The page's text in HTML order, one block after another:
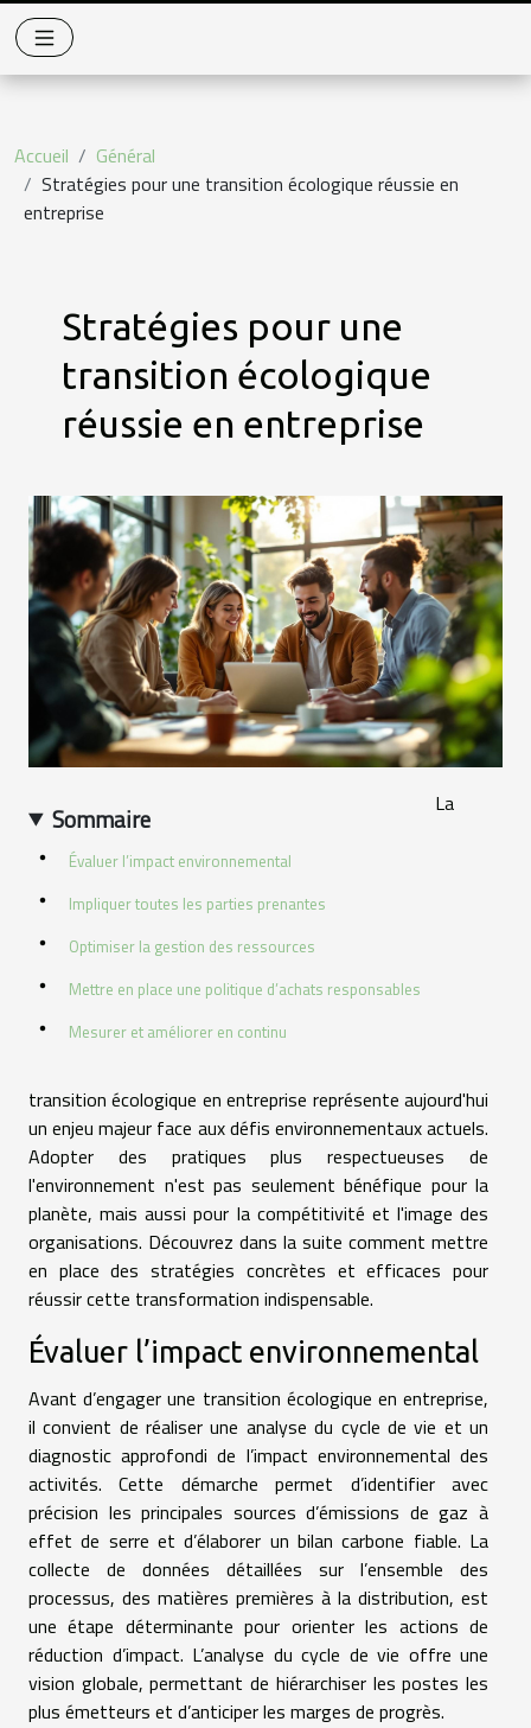
Accueil
Général
Stratégies pour une transition écologique réussie en
entreprise
Stratégies pour une
transition écologique
réussie en entreprise
Sommaire
Évaluer l’impact environnemental
Impliquer toutes les parties prenantes
Optimiser la gestion des ressources
Mettre en place une politique d’achats responsables
Mesurer et améliorer en continu
La
transition écologique en entreprise représente aujourd'hui
un enjeu majeur face aux défis environnementaux actuels.
Adopter des pratiques plus respectueuses de
l'environnement n'est pas seulement bénéfique pour la
planète, mais aussi pour la compétitivité et l'image des
organisations. Découvrez dans la suite comment mettre
en place des stratégies concrètes et efficaces pour
réussir cette transformation indispensable.
Évaluer l’impact environnemental
Avant d’engager une transition écologique en entreprise,
il convient de réaliser une analyse du cycle de vie et un
diagnostic approfondi de l’impact environnemental des
activités. Cette démarche permet d’identifier avec
précision les principales sources d’émissions de gaz à
effet de serre et d’élaborer un bilan carbone fiable. La
collecte de données détaillées sur l’ensemble des
processus, des matières premières à la distribution, est
une étape déterminante pour orienter les actions de
réduction d’impact. L’analyse du cycle de vie offre une
vision globale, permettant de hiérarchiser les postes les
plus émetteurs et d’anticiper les marges de progrès.